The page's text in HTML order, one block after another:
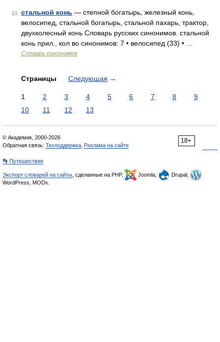
10 стальной конь — степной богатырь, железный конь,
велосипед, стальной богатырь, стальной пахарь, трактор,
двухколесный конь Словарь русских синонимов. стальной
конь прил., кол во синонимов: 7 • велосипед (33) • …
Словарь синонимов
Страницы Следующая →
1 2 3 4 5 6 7 8
9
10
11 12 13
18+
© Академик, 2000-2026
Обратная связь: Техподдержка Реклама на сайте
👣 Путешествия
Экспорт словарей на сайты , сделанные на PHP, Joomla,
Drupal,
WordPress, MODx.